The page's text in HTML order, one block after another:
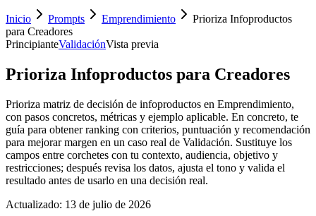
Inicio Prompts Emprendimiento
Prioriza Infoproductos
para Creadores
PrincipianteValidaciónVista previa
Prioriza Infoproductos para Creadores
Prioriza matriz de decisión de infoproductos en Emprendimiento,
con pasos concretos, métricas y ejemplo aplicable. En concreto, te
guía para obtener ranking con criterios, puntuación y recomendación
para mejorar margen en un caso real de Validación. Sustituye los
campos entre corchetes con tu contexto, audiencia, objetivo y
restricciones; después revisa los datos, ajusta el tono y valida el
resultado antes de usarlo en una decisión real.
Actualizado: 13 de julio de 2026